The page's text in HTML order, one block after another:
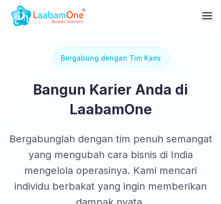
Bergabung dengan Tim Kami
Bangun Karier Anda di
LaabamOne
Bergabunglah dengan tim penuh semangat
yang mengubah cara bisnis di India
mengelola operasinya. Kami mencari
individu berbakat yang ingin memberikan